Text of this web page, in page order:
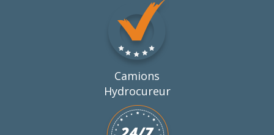
Camions
Hydrocureur